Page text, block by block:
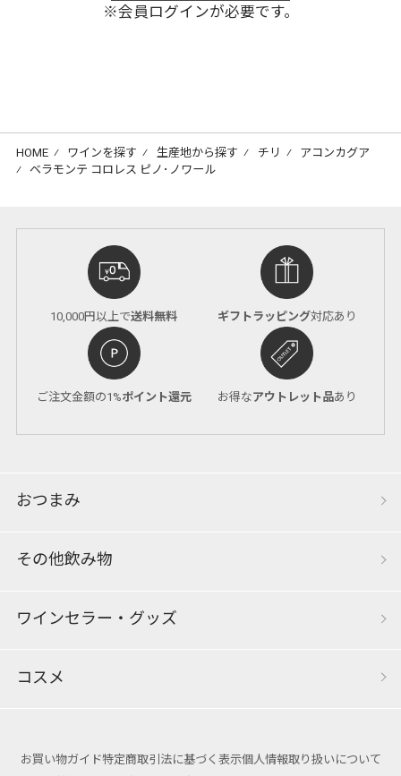
※会員ログインが必要です。
HOME ⁄ ワインを探す ⁄ 生産地から探す ⁄ チリ ⁄ アコンカグア
⁄ ベラモンテ コロレス ピノ･ノワール
10,000円以上で送料無料 ギフトラッピング対応あり
ご注文金額の1%ポイント還元 お得なアウトレット品あり
おつまみ
その他飲み物
ワインセラー・グッズ
コスメ
お買い物ガイド特定商取引法に基づく表示個人情報取り扱いについて